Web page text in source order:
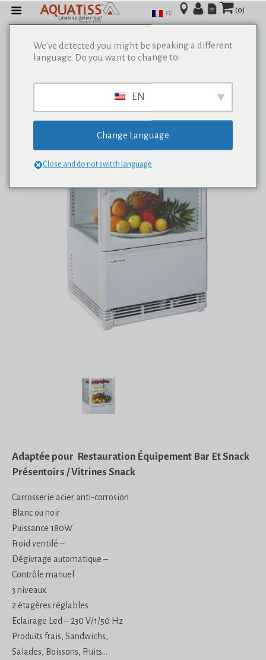
(0)
Adaptée pour Restauration Équipement Bar Et Snack
Présentoirs / Vitrines Snack
Carrosserie acier anti-corrosion
Blanc ou noir
Puissance 180W
Froid ventilé –
Dégivrage automatique –
Contrôle manuel
3 niveaux
2 étagères réglables
Eclairage Led – 230 V/1/50 Hz
Produits frais, Sandwichs,
Salades, Boissons, Fruits…
FR
We've detected you might be speaking a different
language. Do you want to change to:
EN
Change Language
Close and do not switch language